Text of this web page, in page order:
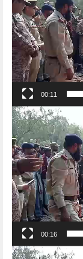
00:11
00:16